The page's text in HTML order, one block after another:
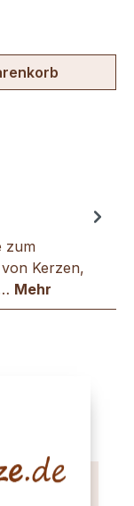
zum
Kerzen,
Mehr